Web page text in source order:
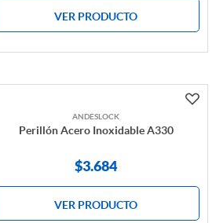
VER PRODUCTO
ANDESLOCK
Perillón Acero Inoxidable A330
$3.684
VER PRODUCTO